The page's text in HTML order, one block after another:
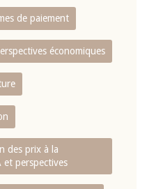
de paiement
économiques
des prix à la
et perspectives